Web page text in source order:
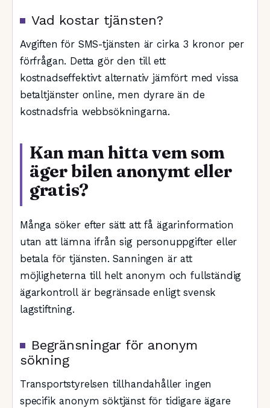
Vad kostar tjänsten?
Avgiften för SMS-tjänsten är cirka 3 kronor per
förfrågan. Detta gör den till ett
kostnadseffektivt alternativ jämfört med vissa
betaltjänster online, men dyrare än de
kostnadsfria webbsökningarna.
Kan man hitta vem som
äger bilen anonymt eller
gratis?
Många söker efter sätt att få ägarinformation
utan att lämna ifrån sig personuppgifter eller
betala för tjänsten. Sanningen är att
möjligheterna till helt anonym och fullständig
ägarkontroll är begränsade enligt svensk
lagstiftning.
Begränsningar för anonym
sökning
Transportstyrelsen tillhandahåller ingen
specifik anonym söktjänst för tidigare ägare